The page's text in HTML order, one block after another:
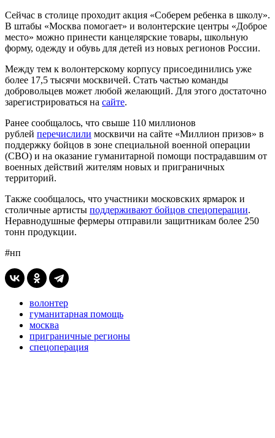
Сейчас в столице проходит акция «Соберем ребенка в школу».
В штабы «Москва помогает» и волонтерские центры «Доброе
место» можно принести канцелярские товары, школьную
форму, одежду и обувь для детей из новых регионов России.
Между тем к волонтерскому корпусу присоединились уже
более 17,5 тысячи москвичей. Стать частью команды
добровольцев может любой желающий. Для этого достаточно
зарегистрироваться на сайте.
Ранее сообщалось, что свыше 110 миллионов
рублей перечислили москвичи на сайте «Миллион призов» в
поддержку бойцов в зоне специальной военной операции
(СВО) и на оказание гуманитарной помощи пострадавшим от
военных действий жителям новых и приграничных
территорий.
Также сообщалось, что участники московских ярмарок и
столичные артисты поддерживают бойцов спецоперации.
Неравнодушные фермеры отправили защитникам более 250
тонн продукции.
#нп
волонтер
гуманитарная помощь
москва
приграничные регионы
спецоперация